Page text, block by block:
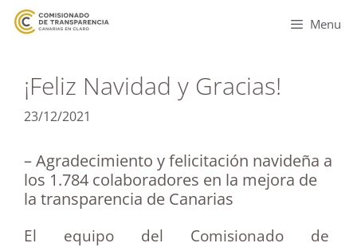
Menu
¡Feliz Navidad y Gracias!
23/12/2021
– Agradecimiento y felicitación navideña a
los 1.784 colaboradores en la mejora de
la transparencia de Canarias
El equipo del Comisionado de